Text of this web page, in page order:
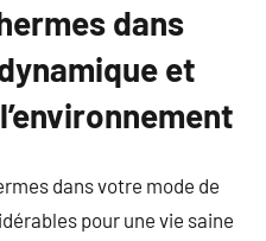
dans
et
dans votre mode de
pour une vie saine